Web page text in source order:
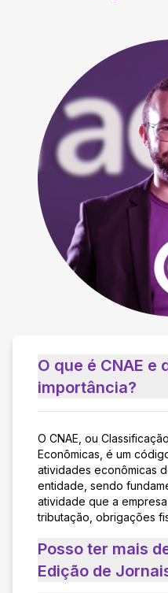
O que é CNAE e
importância?
O CNAE, ou
Econômicas, é um
atividades econômicas
entidade, sendo
atividade que a
tributação, obrigações
Posso ter mais
Edição de